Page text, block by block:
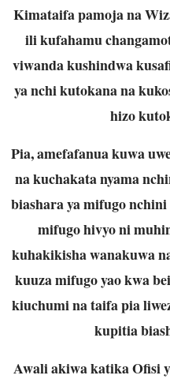
Kimataifa pamoja na
ili kufahamu
viwanda kushindwa
ya nchi kutokana na
hizo
Pia, amefafanua kuwa
na kuchakata nyama
biashara ya mifugo nchini
mifugo hivyo ni
kuhakikisha wanakuwa
kuuza mifugo yao kwa
kiuchumi na taifa pia
kupitia
Awali akiwa katika Ofisi